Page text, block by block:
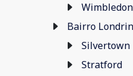
Bairro
Silvertown
Stratford